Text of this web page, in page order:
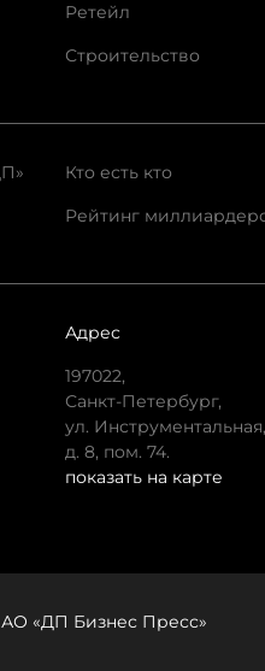
Ретейл
Строительство
Кто есть кто
Рейтинг
Адрес
197022,
Санкт-Петербург,
ул. Инструментальная,
д. 8, пом. 74.
показать на карте
«ДП Бизнес Пресс»